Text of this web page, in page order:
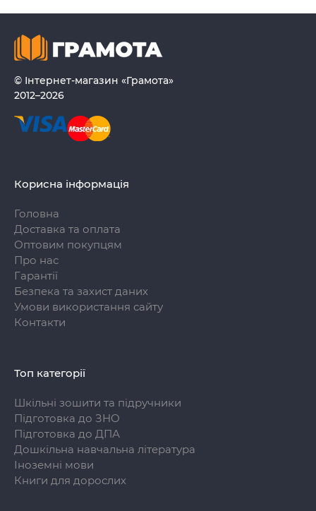
© Інтернет-магазин «Грамота»
2012–2026
Корисна інформація
Головна
Доставка та оплата
Оптовим покупцям
Про нас
Гарантії
Безпека та захист даних
Умови використання сайту
Контакти
Топ категорії
Шкільні зошити та підручники
Підготовка до ЗНО
Підготовка до ДПА
Дошкільна навчальна література
Іноземні мови
Книги для дорослих